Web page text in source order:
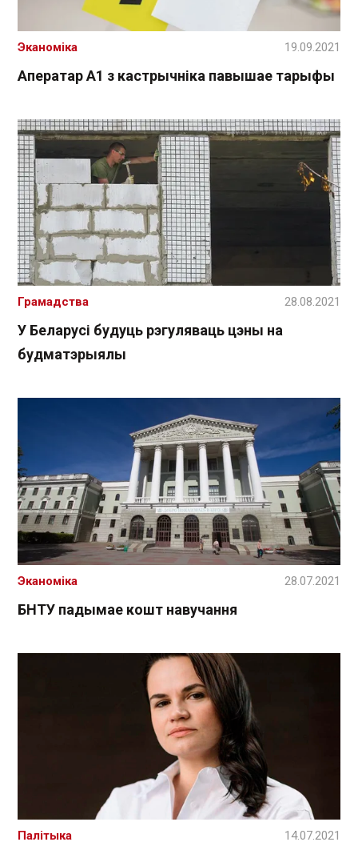
Аператар A1 з кастрычніка павышае тарыфы
Эканоміка 19.09.2021
У Беларусі будуць рэгуляваць цэны на
будматэрыялы
Грамадства 28.08.2021
БНТУ падымае кошт навучання
Эканоміка 28.07.2021
Палітыка 14.07.2021